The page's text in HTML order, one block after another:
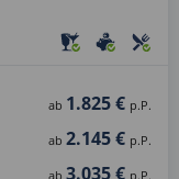
ab 1.825 € p.P.
ab 2.145 € p.P.
ab 3.035 € p.P.